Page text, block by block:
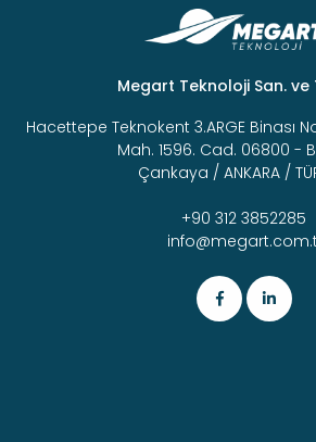
Megart Teknoloji San. ve
Hacettepe Teknokent 3.ARGE Binası
Mah. 1596. Cad. 06800 -
Çankaya / ANKARA /
+90 312 3852285